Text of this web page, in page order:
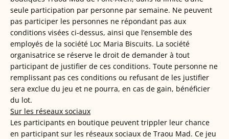
seule participation par personne par semaine. Ne peuvent
pas participer les personnes ne répondant pas aux
conditions visées ci-dessus, ainsi que l’ensemble des
employés de la société Loc Maria Biscuits. La société
organisatrice se réserve le droit de demander à tout
participant de justifier de ces conditions. Toute personne ne
remplissant pas ces conditions ou refusant de les justifier
sera exclue du jeu et ne pourra, en cas de gain, bénéficier
du lot.
Sur les réseaux sociaux
Les participants en boutique peuvent trippler leur chance
en participant sur les réseaux sociaux de Traou Mad. Ce jeu